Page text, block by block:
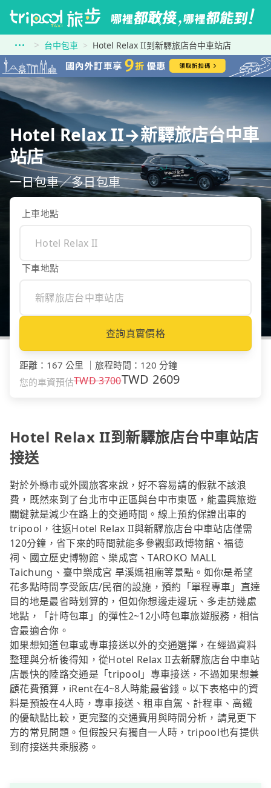
台中包車 Hotel Relax II到新驛旅店台中車站店
Hotel Relax II→新驛旅店台中車
站店
一日包車／多日包車
上車地點
下車地點
查詢真實價格
距離 ： 167 公里 旅程時間 ： 120 分鐘
您的車資預估TWD3700TWD 2609
Hotel Relax II到新驛旅店台中車站店
接送
對於外縣市或外國旅客來說，好不容易請的假就不該浪
費，既然來到了台北市中正區與台中市東區，能盡興旅遊
關鍵就是減少在路上的交通時間。線上預約保證出車的
tripool，往返Hotel Relax II與新驛旅店台中車站店僅需
120分鐘，省下來的時間就能多參觀郵政博物館、福德
祠、國立歷史博物館、樂成宮、TAROKO MALL
Taichung、臺中樂成宮 旱溪媽祖廟等景點。如你是希望
花多點時間享受飯店/民宿的設施，預約「單程專車」直達
目的地是最省時划算的，但如你想邊走邊玩、多走訪幾處
地點，「計時包車」的彈性2~12小時包車旅遊服務，相信
會最適合你。
如果想知道包車或專車接送以外的交通選擇，在經過資料
整理與分析後得知，從Hotel Relax II去新驛旅店台中車站
店最快的陸路交通是「tripool」專車接送，不過如果想兼
顧花費預算，iRent在4~8人時能最省錢。以下表格中的資
料是預設在4人時，專車接送、租車自駕、計程車、高鐵
的優缺點比較，更完整的交通費用與時間分析，請見更下
方的常見問題。但假設只有獨自一人時，tripool也有提供
到府接送共乘服務。